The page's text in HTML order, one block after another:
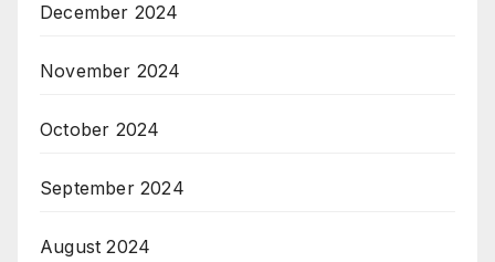
December 2024
November 2024
October 2024
September 2024
August 2024